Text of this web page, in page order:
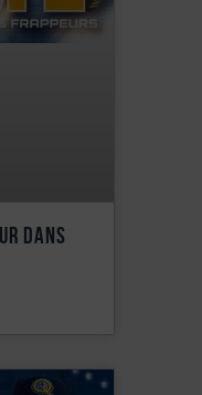
Dans